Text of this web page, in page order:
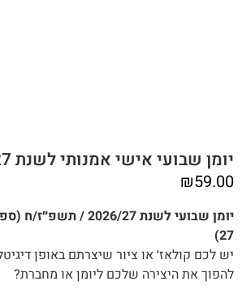
יומן שבועי אישי אמנותי לשנת 2026/27
₪59.00
27)
יש לכם קולאז׳ או ציור שיצרתם באופן
להפוך את היצירה שלכם ליומן או מחברת?